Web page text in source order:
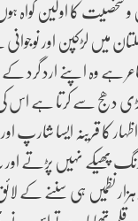
شخصیت کا اولین گواہ
میں لڑکپن اور
ہے وہ اپنے ارد گرد
بڑی دھج سے کرتا ہے
کا قرینہ ایسا شارپ
نہیں پڑتے
نظمیں ہی سننے کے